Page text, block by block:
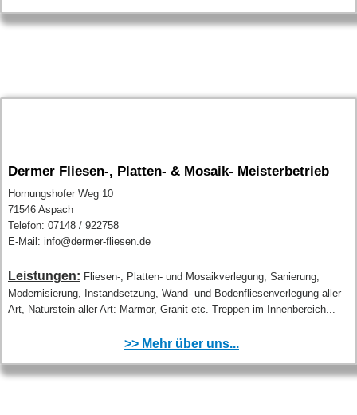
Dermer Fliesen-, Platten- & Mosaik- Meisterbetrieb
Hornungshofer Weg 10
71546 Aspach
Telefon: 07148 / 922758
E-Mail: info@dermer-fliesen.de
Leistungen: Fliesen-, Platten- und Mosaikverlegung, Sanierung,
Modernisierung, Instandsetzung, Wand- und Bodenfliesenverlegung aller
Art, Naturstein aller Art: Marmor, Granit etc. Treppen im Innenbereich...
>> Mehr über uns...